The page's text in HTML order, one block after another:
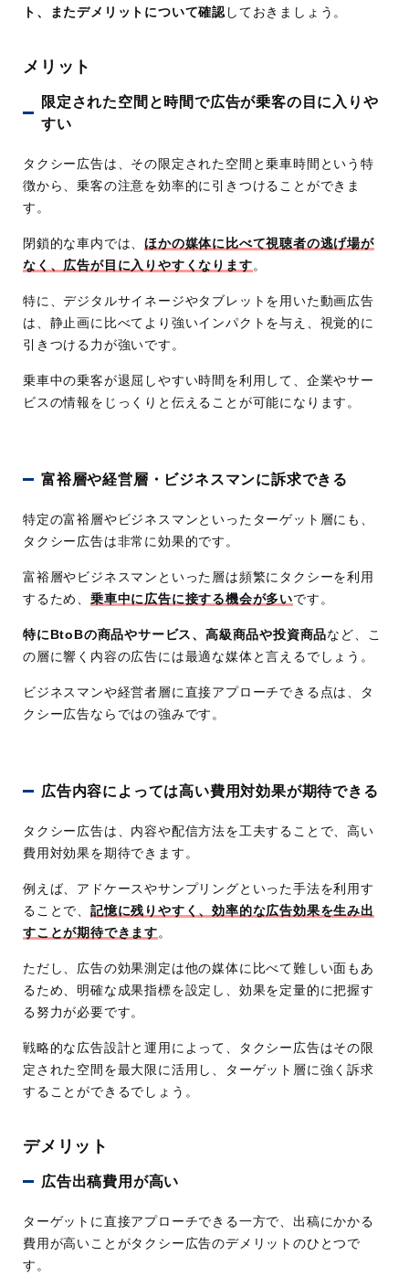
ト、またデメリットについて確認 しておきましょう。
メリット
限定された空間と時間で広告が乗客の目に入りや
すい
タクシー広告は、その限定された空間と乗車時間という特
徴から、乗客の注意を効率的に引きつけることができま
す。
閉鎖的な車内では、ほかの媒体に比べて視聴者の逃げ場が
なく、広告が目に入りやすくなります 。
特に、デジタルサイネージやタブレットを用いた動画広告
は、静止画に比べてより強いインパクトを与え、視覚的に
引きつける力が強いです。
乗車中の乗客が退屈しやすい時間を利用して、企業やサー
ビスの情報をじっくりと伝えることが可能になります。
富裕層や経営層・ビジネスマンに訴求できる
特定の富裕層やビジネスマンといったターゲット層にも、
タクシー広告は非常に効果的です。
富裕層やビジネスマンといった層は頻繁にタクシーを利用
するため、 乗車中に広告に接する機会が多いです。
特にBtoBの商品やサービス、高級商品や投資商品など、こ
の層に響く内容の広告には最適な媒体と言えるでしょう。
ビジネスマンや経営者層に直接アプローチできる点は、タ
クシー広告ならではの強みです。
広告内容によっては高い費用対効果が期待できる
タクシー広告は、内容や配信方法を工夫することで、高い
費用対効果を期待できます。
例えば、アドケースやサンプリングといった手法を利用す
ることで、 記憶に残りやすく、効率的な広告効果を生み出
すことが期待できます 。
ただし、広告の効果測定は他の媒体に比べて難しい面もあ
るため、明確な成果指標を設定し、効果を定量的に把握す
る努力が必要です。
戦略的な広告設計と運用によって、タクシー広告はその限
定された空間を最大限に活用し、ターゲット層に強く訴求
することができるでしょう。
デメリット
広告出稿費用が高い
ターゲットに直接アプローチできる一方で、出稿にかかる
費用が高いことがタクシー広告のデメリットのひとつで
す。